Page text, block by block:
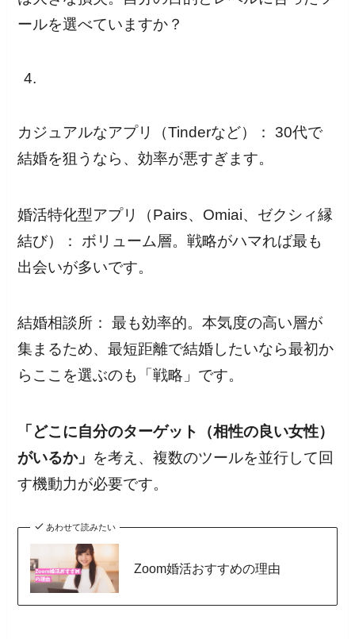
ールを選べていますか？
カジュアルなアプリ（Tinderなど）： 30代で
結婚を狙うなら、効率が悪すぎます。
婚活特化型アプリ（Pairs、Omiai、ゼクシィ縁
結び）： ボリューム層。戦略がハマれば最も
出会いが多いです。
結婚相談所： 最も効率的。本気度の高い層が
集まるため、最短距離で結婚したいなら最初か
らここを選ぶのも「戦略」です。
「どこに自分のターゲット（相性の良い女性）
がいるか」 を考え、複数のツールを並行して回
す機動力が必要です。
あわせて読みたい
Zoom婚活おすすめの理由